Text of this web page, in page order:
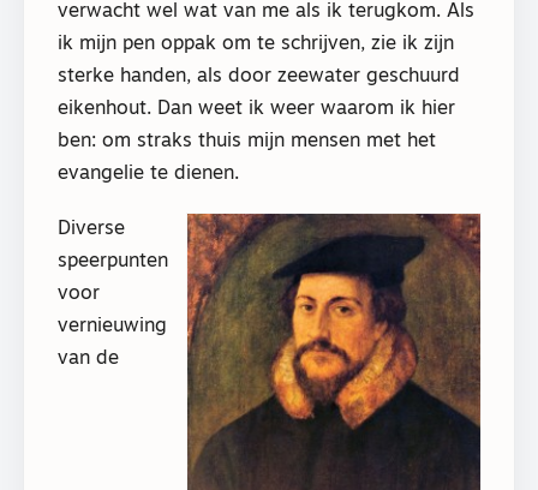
verwacht wel wat van me als ik terugkom. Als
ik mijn pen oppak om te schrijven, zie ik zijn
sterke handen, als door zeewater geschuurd
eikenhout. Dan weet ik weer waarom ik hier
ben: om straks thuis mijn mensen met het
evangelie te dienen.
Diverse
speerpunten
voor
vernieuwing
van de